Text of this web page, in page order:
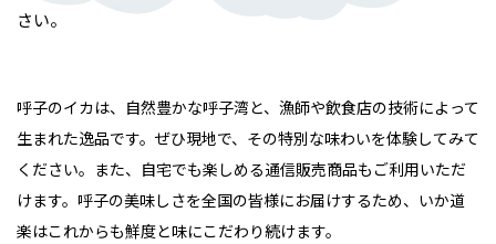
さい。
呼子のイカは、自然豊かな呼子湾と、漁師や飲食店の技術によって
生まれた逸品です。ぜひ現地で、その特別な味わいを体験してみて
ください。また、自宅でも楽しめる通信販売商品もご利用いただ
けます。呼子の美味しさを全国の皆様にお届けするため、いか道
楽はこれからも鮮度と味にこだわり続けます。